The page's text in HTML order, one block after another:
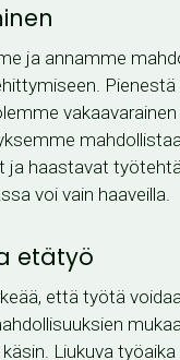
ja annamme
mahdollistaa
ja haastavat
voi vain haaveilla.
etätyö
että työtä
Liukuva